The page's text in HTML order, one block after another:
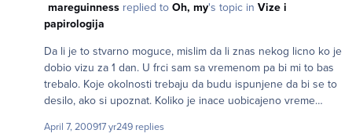
mareguinnessreplied to Oh, my's topic in Vize i
papirologija
Da li je to stvarno moguce, mislim da li znas nekog licno ko je
dobio vizu za 1 dan. U frci sam sa vremenom pa bi mi to bas
trebalo. Koje okolnosti trebaju da budu ispunjene da bi se to
desilo, ako si upoznat. Koliko je inace uobicajeno vreme
April 7, 200917 yr249 replies